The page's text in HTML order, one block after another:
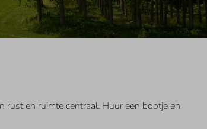
rust en ruimte centraal. Huur een bootje en